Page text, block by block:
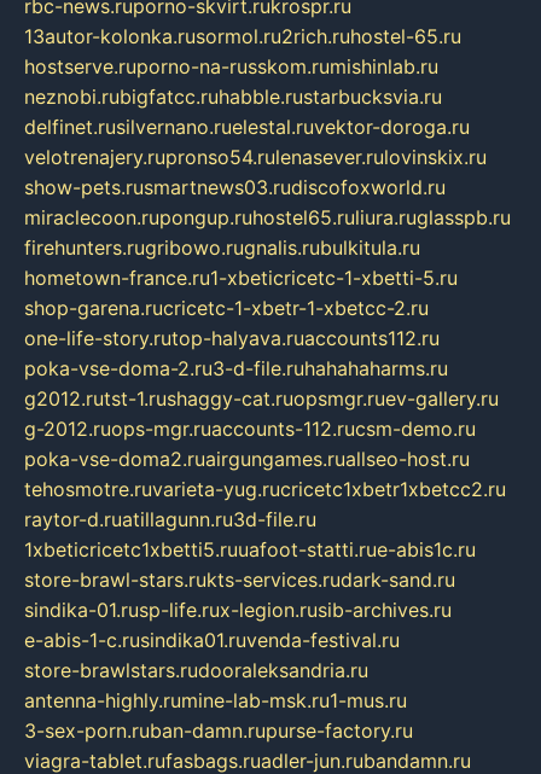
rbc-news.ruporno-skvirt.rukrospr.ru
13autor-kolonka.rusormol.ru2rich.ruhostel-65.ru
hostserve.ruporno-na-russkom.rumishinlab.ru
neznobi.rubigfatcc.ruhabble.rustarbucksvia.ru
delfinet.rusilvernano.ruelestal.ruvektor-doroga.ru
velotrenajery.rupronso54.rulenasever.rulovinskix.ru
show-pets.rusmartnews03.rudiscofoxworld.ru
miraclecoon.rupongup.ruhostel65.ruliura.ruglasspb.ru
firehunters.rugribowo.rugnalis.rubulkitula.ru
hometown-france.ru1-xbeticricetc-1-xbetti-5.ru
shop-garena.rucricetc-1-xbetr-1-xbetcc-2.ru
one-life-story.rutop-halyava.ruaccounts112.ru
poka-vse-doma-2.ru3-d-file.ruhahahaharms.ru
g2012.rutst-1.rushaggy-cat.ruopsmgr.ruev-gallery.ru
g-2012.ruops-mgr.ruaccounts-112.rucsm-demo.ru
poka-vse-doma2.ruairgungames.ruallseo-host.ru
tehosmotre.ruvarieta-yug.rucricetc1xbetr1xbetcc2.ru
raytor-d.ruatillagunn.ru3d-file.ru
1xbeticricetc1xbetti5.ruuafoot-statti.rue-abis1c.ru
store-brawl-stars.rukts-services.rudark-sand.ru
sindika-01.rusp-life.rux-legion.rusib-archives.ru
e-abis-1-c.rusindika01.ruvenda-festival.ru
store-brawlstars.rudooraleksandria.ru
antenna-highly.rumine-lab-msk.ru1-mus.ru
3-sex-porn.ruban-damn.rupurse-factory.ru
viagra-tablet.rufasbags.ruadler-jun.rubandamn.ru